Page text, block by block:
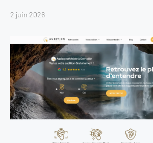
2 juin 2026